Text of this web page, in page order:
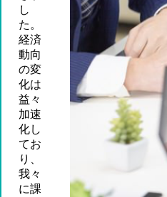
し
た。
経済
動向
の変
化は
益々
加速
化し
てお
り、
我々
に課